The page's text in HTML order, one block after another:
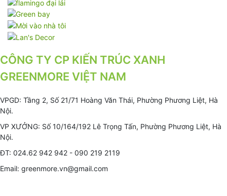
CÔNG TY CP KIẾN TRÚC XANH
GREENMORE VIỆT NAM
VPGD: Tầng 2, Số 21/71 Hoàng Văn Thái, Phường Phương Liệt, Hà
Nội.
VP XƯỞNG: Số 10/164/192 Lê Trọng Tấn, Phường Phương Liệt, Hà
Nội.
ĐT: 024.62 942 942 - 090 219 2119
Email: greenmore.vn@gmail.com